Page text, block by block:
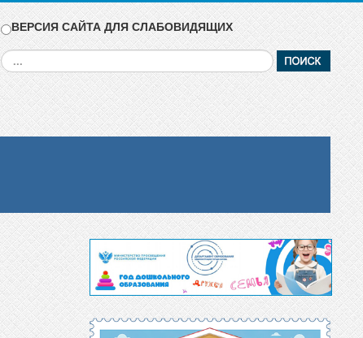
ВЕРСИЯ САЙТА ДЛЯ СЛАБОВИДЯЩИХ
Искать...